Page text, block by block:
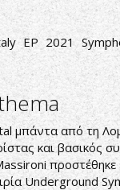
EP 2021
μπάντα από τη
και βασικός
Underground